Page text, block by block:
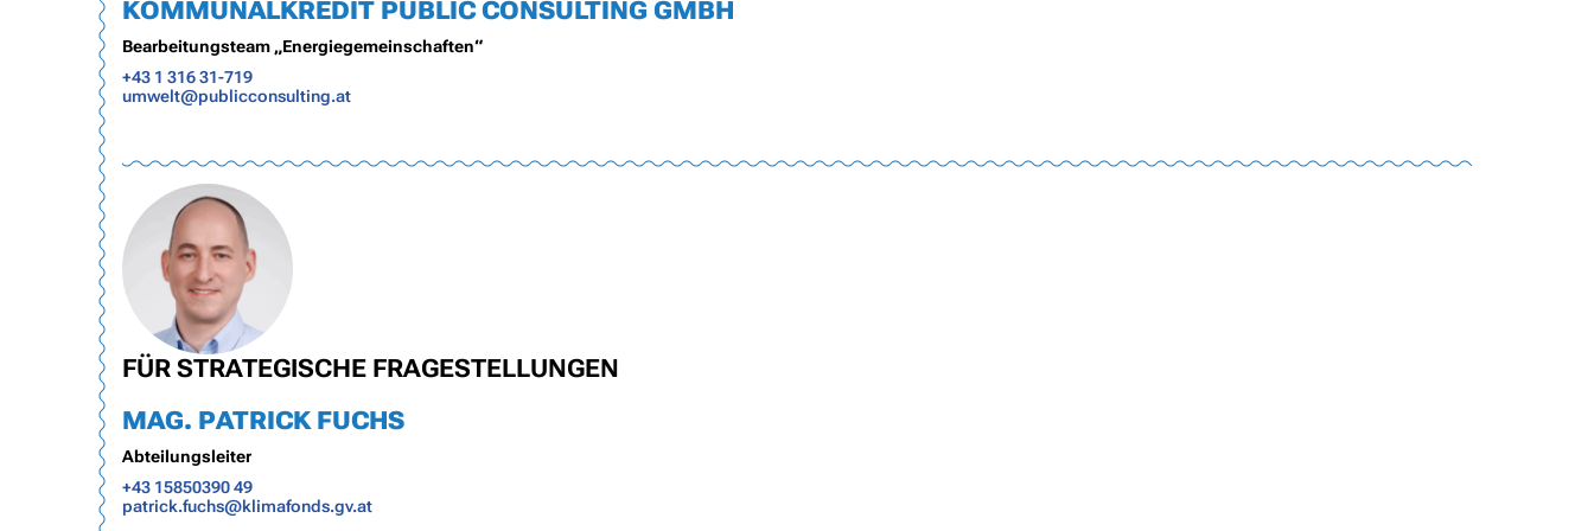
KOMMUNALKREDIT PUBLIC CONSULTING GMBH
Bearbeitungsteam „Energiegemeinschaften“
+43 1 316 31-719
umwelt@publicconsulting.at
FÜR STRATEGISCHE FRAGESTELLUNGEN
MAG. PATRICK FUCHS
Abteilungsleiter
+43 15850390 49
patrick.fuchs@klimafonds.gv.at